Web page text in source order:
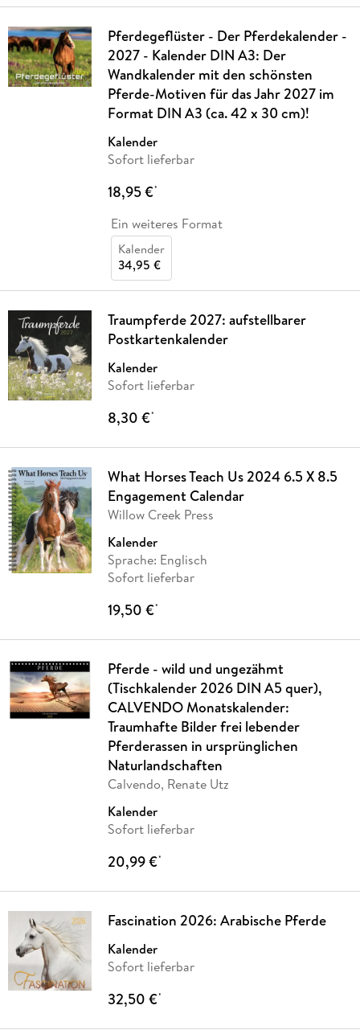
Pferdegeflüster - Der Pferdekalender -
2027 - Kalender DIN A3: Der
Wandkalender mit den schönsten
Pferde-Motiven für das Jahr 2027 im
Format DIN A3 (ca. 42 x 30 cm)!
Kalender
Sofort lieferbar
18,95 €*
Ein weiteres Format
Kalender
34,95 €
Traumpferde 2027: aufstellbarer
Postkartenkalender
Kalender
Sofort lieferbar
8,30 €*
What Horses Teach Us 2024 6.5 X 8.5
Engagement Calendar
Willow Creek Press
Kalender
Sprache: Englisch
Sofort lieferbar
19,50 €*
Pferde - wild und ungezähmt
(Tischkalender 2026 DIN A5 quer),
CALVENDO Monatskalender:
Traumhafte Bilder frei lebender
Pferderassen in ursprünglichen
Naturlandschaften
Calvendo, Renate Utz
Kalender
Sofort lieferbar
20,99 €*
Fascination 2026: Arabische Pferde
Kalender
Sofort lieferbar
32,50 €*